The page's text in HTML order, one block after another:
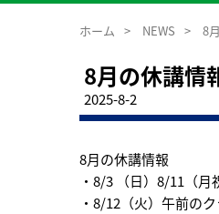
ホーム > NEWS > 8
8月の休講情
2025-8-2
8月の休講情報
・8/3 （日）8/11（
・8/12（火）午前の